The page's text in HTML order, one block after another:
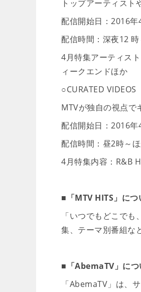
トップアーティス
配信開始日：2016年
配信時間：深夜12
4月特集アーティス
ィークエンドほか
○CURATED VIDEOS
MTVが独自の視点で
配信開始日：2016年
配信時間：昼2時～
4月特集内容：R&B
■「MTV HITS」につ
「いつでもどこで
集、テーマ別番組な
■「AbemaTV」につ
「AbemaTV」は、